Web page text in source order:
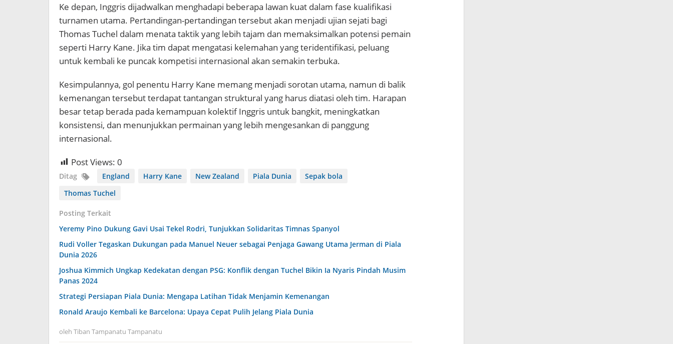
Ke depan, Inggris dijadwalkan menghadapi beberapa lawan kuat dalam fase kualifikasi
turnamen utama. Pertandingan-pertandingan tersebut akan menjadi ujian sejati bagi
Thomas Tuchel dalam menata taktik yang lebih tajam dan memaksimalkan potensi pemain
seperti Harry Kane. Jika tim dapat mengatasi kelemahan yang teridentifikasi, peluang
untuk kembali ke puncak kompetisi internasional akan semakin terbuka.
Kesimpulannya, gol penentu Harry Kane memang menjadi sorotan utama, namun di balik
kemenangan tersebut terdapat tantangan struktural yang harus diatasi oleh tim. Harapan
besar tetap berada pada kemampuan kolektif Inggris untuk bangkit, meningkatkan
konsistensi, dan menunjukkan permainan yang lebih mengesankan di panggung
internasional.
Post Views: 0
Ditag England Harry Kane New Zealand Piala Dunia
Sepak bola
Thomas Tuchel
Posting Terkait
Yeremy Pino Dukung Gavi Usai Tekel Rodri, Tunjukkan Solidaritas Timnas Spanyol
Rudi Voller Tegaskan Dukungan pada Manuel Neuer sebagai Penjaga Gawang Utama Jerman di Piala
Dunia 2026
Joshua Kimmich Ungkap Kedekatan dengan PSG: Konflik dengan Tuchel Bikin Ia Nyaris Pindah Musim
Panas 2024
Strategi Persiapan Piala Dunia: Mengapa Latihan Tidak Menjamin Kemenangan
Ronald Araujo Kembali ke Barcelona: Upaya Cepat Pulih Jelang Piala Dunia
oleh Tiban Tampanatu Tampanatu